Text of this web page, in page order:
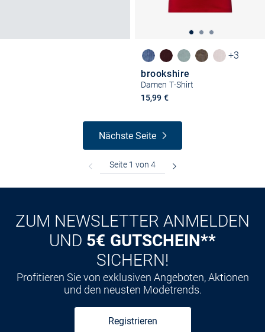
+3
brookshire
Damen T-Shirt
15,99 €
Nächste Seite
ZUM NEWSLETTER ANMELDEN
UND 5€ GUTSCHEIN**
SICHERN!
Profitieren Sie von exklusiven Angeboten, Aktionen
und den neusten Modetrends.
Registrieren